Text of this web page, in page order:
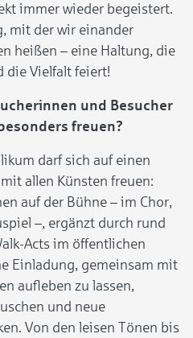
immer wieder begeistert.
mit der wir einander
heißen – eine Haltung, die
die Vielfalt feiert!
und Besucher
besonders freuen?
darf sich auf einen
allen Künsten freuen:
auf der Bühne – im Chor,
–, ergänzt durch rund
Acts im öffentlichen
Einladung, gemeinsam mit
aufleben zu lassen,
und neue
Von den leisen Tönen bis